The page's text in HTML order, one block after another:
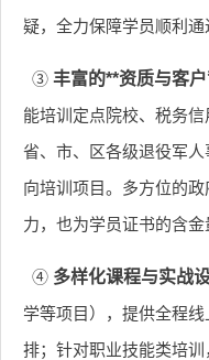
疑，全力保障学员顺利通
③ 丰富的**资质与客
能培训定点院校、税务
省、市、区各级退役军
向培训项目。多方位的
力，也为学员证书的含金
④ 多样化课程与实战
学等项目），提供全程
排；针对职业技能类培